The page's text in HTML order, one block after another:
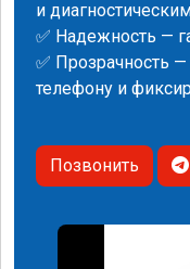
и
✅ Надежность —
✅ Прозрачность
телефону и
Позвонить